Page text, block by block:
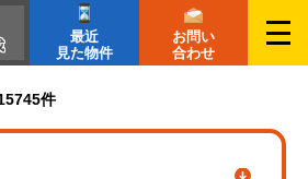
最近
見た物件
お問い
合わせ
ーム一覧｜グルホネット
件